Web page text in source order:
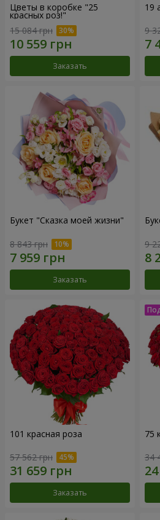
Цветы в коробке "25
красных роз!"
15 084 грн
Заказать
19
9
Букет "Сказка моей жизни"
8 843 грн
Заказать
9
101 красная роза
57 562 грн
Заказать
75
34